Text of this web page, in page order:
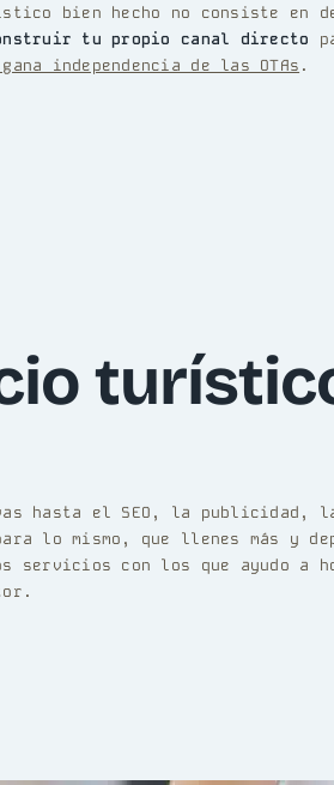
bien hecho no consiste en
tu propio canal directo
independencia de las OTAs .
hasta el SEO, la publicidad,
lo mismo, que llenes más y
servicios con los que ayudo a